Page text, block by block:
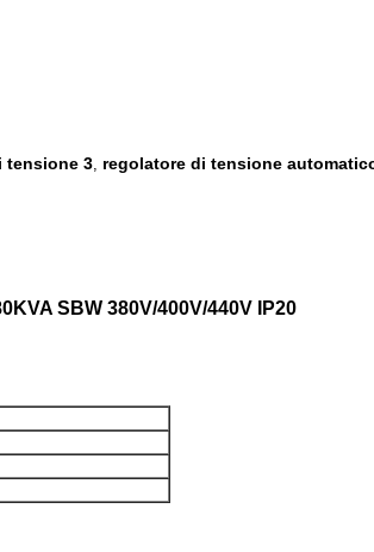
tensione 3, regolatore di tensione
SBW 380V/400V/440V IP20